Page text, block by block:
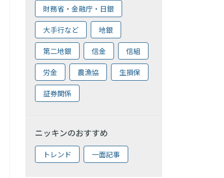
財務省・金融庁・日銀
大手行など 地銀
第二地銀 信金 信組
労金 農漁協 生損保
証券関係
ニッキンのおすすめ
トレンド 一面記事